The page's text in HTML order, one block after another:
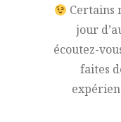
Certains
jour
écoutez-
faites